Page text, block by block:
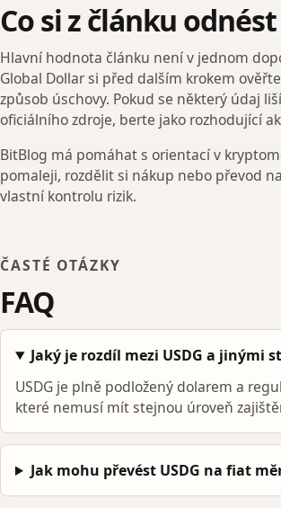
Co si z článku odnést
Hlavní hodnota článku není v jednom
Global Dollar si před dalším krokem
způsob úschovy. Pokud se některý údaj
oficiálního zdroje, berte jako rozhodující
BitBlog má pomáhat s orientací v
pomaleji, rozdělit si nákup nebo převod
vlastní kontrolu rizik.
ČASTÉ OTÁZKY
FAQ
Jaký je rozdíl mezi USDG a jinými
USDG je plně podložený dolarem a
které nemusí mít stejnou úroveň
Jak mohu převést USDG na fiat